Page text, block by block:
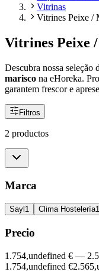
Vitrinas
Vitrines Peixe /
Vitrines Peixe
Descubra nossa seleção
marisco na eHoreka.
garantem frescor e
Filtros
2 productos
Marca
Sayl 1 Clima Hostelería1
Precio
1.754,undefined € —
1.754,undefined €